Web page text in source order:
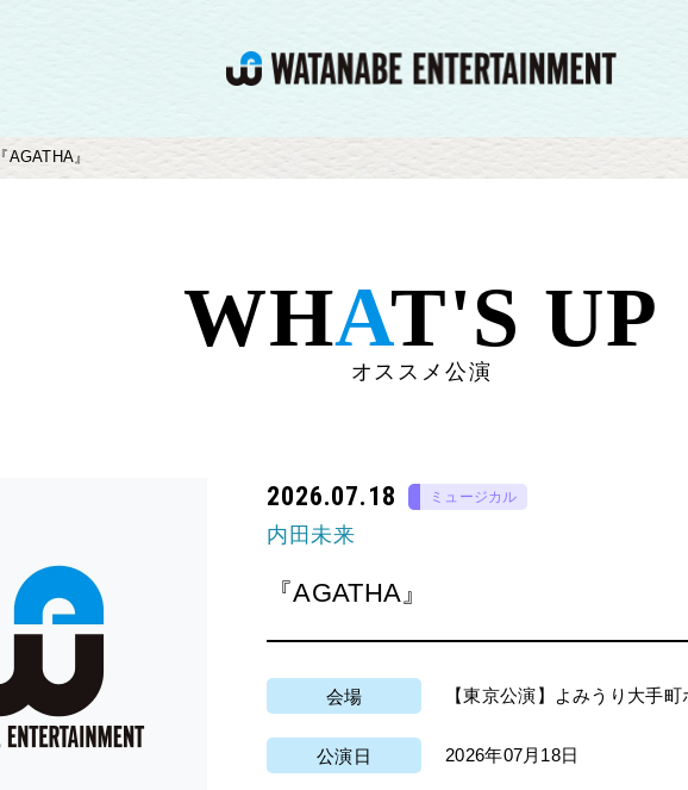
『AGATHA』
WHAT'S UP
オススメ公演
2026.07.18 ミュージカル
内田未来
『AGATHA』
会場 【東京公演】よみうり大手
公演日 2026年07月18日